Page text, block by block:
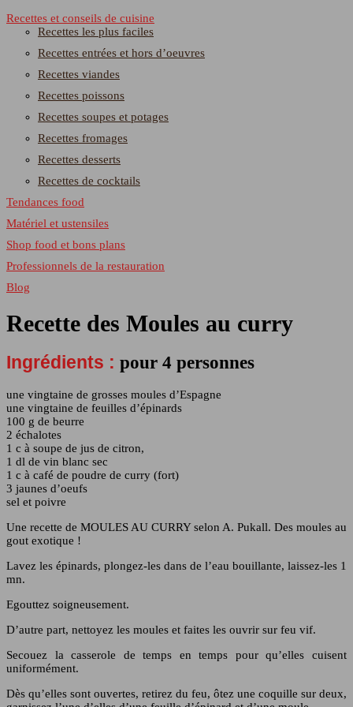
Recettes et conseils de cuisine
Recettes les plus faciles
Recettes entrées et hors d’oeuvres
Recettes viandes
Recettes poissons
Recettes soupes et potages
Recettes fromages
Recettes desserts
Recettes de cocktails
Tendances food
Matériel et ustensiles
Shop food et bons plans
Professionnels de la restauration
Blog
Recette des Moules au curry
Ingrédients : pour 4 personnes
une vingtaine de grosses moules d’Espagne
une vingtaine de feuilles d’épinards
100 g de beurre
2 échalotes
1 c à soupe de jus de citron,
1 dl de vin blanc sec
1 c à café de poudre de curry (fort)
3 jaunes d’oeufs
sel et poivre
Une recette de MOULES AU CURRY selon A. Pukall. Des moules au
gout exotique !
Lavez les épinards, plongez-les dans de l’eau bouillante, laissez-les 1
mn.
Egouttez soigneusement.
D’autre part, nettoyez les moules et faites les ouvrir sur feu vif.
Secouez la casserole de temps en temps pour qu’elles cuisent
uniformément.
Dès qu’elles sont ouvertes, retirez du feu, ôtez une coquille sur deux,